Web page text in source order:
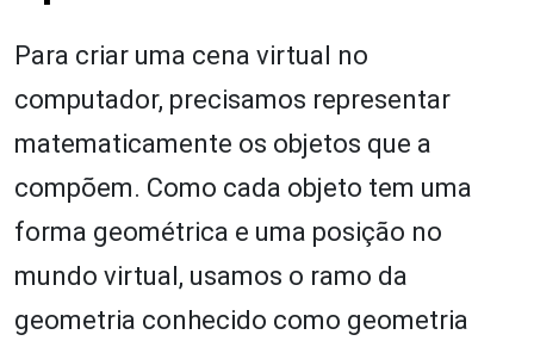
Para criar uma cena virtual no
computador, precisamos representar
matematicamente os objetos que a
compõem. Como cada objeto tem uma
forma geométrica e uma posição no
mundo virtual, usamos o ramo da
geometria conhecido como geometria